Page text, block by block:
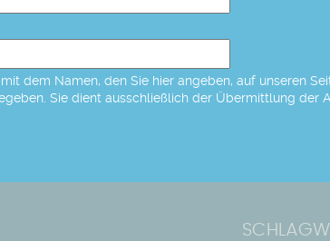
dem Namen, den Sie hier angeben, auf unseren
Sie dient ausschließlich der Übermittlung der